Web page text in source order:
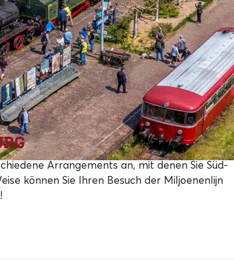
Arrangements an, mit denen Sie Süd-
können Sie Ihren Besuch der Miljoenenlijn